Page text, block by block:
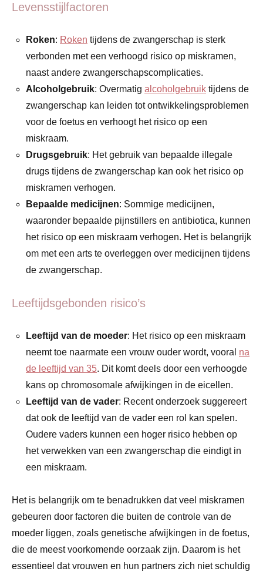
Levensstijlfactoren
Roken: Roken tijdens de zwangerschap is sterk
verbonden met een verhoogd risico op miskramen,
naast andere zwangerschapscomplicaties.
Alcoholgebruik: Overmatig alcoholgebruik tijdens de
zwangerschap kan leiden tot ontwikkelingsproblemen
voor de foetus en verhoogt het risico op een
miskraam.
Drugsgebruik: Het gebruik van bepaalde illegale
drugs tijdens de zwangerschap kan ook het risico op
miskramen verhogen.
Bepaalde medicijnen: Sommige medicijnen,
waaronder bepaalde pijnstillers en antibiotica, kunnen
het risico op een miskraam verhogen. Het is belangrijk
om met een arts te overleggen over medicijnen tijdens
de zwangerschap.
Leeftijdsgebonden risico’s
Leeftijd van de moeder: Het risico op een miskraam
neemt toe naarmate een vrouw ouder wordt, vooral na
de leeftijd van 35. Dit komt deels door een verhoogde
kans op chromosomale afwijkingen in de eicellen.
Leeftijd van de vader: Recent onderzoek suggereert
dat ook de leeftijd van de vader een rol kan spelen.
Oudere vaders kunnen een hoger risico hebben op
het verwekken van een zwangerschap die eindigt in
een miskraam.
Het is belangrijk om te benadrukken dat veel miskramen
gebeuren door factoren die buiten de controle van de
moeder liggen, zoals genetische afwijkingen in de foetus,
die de meest voorkomende oorzaak zijn. Daarom is het
essentieel dat vrouwen en hun partners zich niet schuldig